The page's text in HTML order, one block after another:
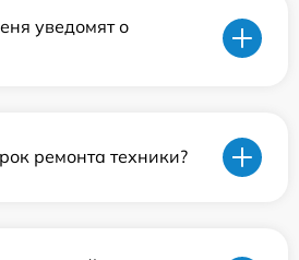
уведомят о
ремонта техники?